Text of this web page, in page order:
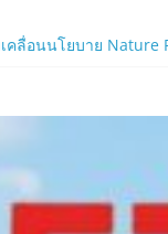
คลื่อนนโยบาย
ครั้ง!
ขึ้น